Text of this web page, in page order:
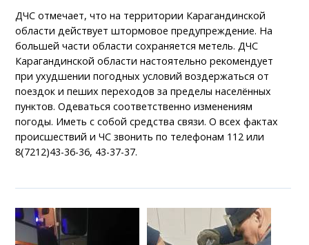
ДЧС отмечает, что на территории Карагандинской
области действует штормовое предупреждение. На
большей части области сохраняется метель. ДЧС
Карагандинской области настоятельно рекомендует
при ухудшении погодных условий воздержаться от
поездок и пеших переходов за пределы населённых
пунктов. Одеваться соответственно изменениям
погоды. Иметь с собой средства связи. О всех фактах
происшествий и ЧС звонить по телефонам 112 или
8(7212)43-36-36, 43-37-37.